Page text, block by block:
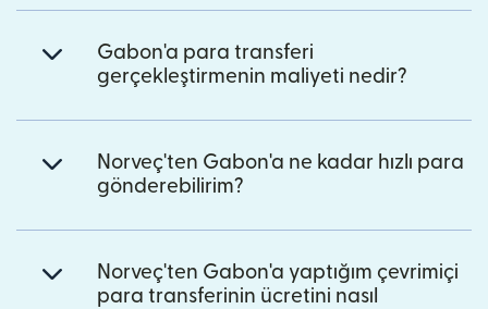
Gabon'a para transferi
gerçekleştirmenin maliyeti nedir?
Norveç'ten Gabon'a ne kadar hızlı para
gönderebilirim?
Norveç'ten Gabon'a yaptığım çevrimiçi
para transferinin ücretini nasıl